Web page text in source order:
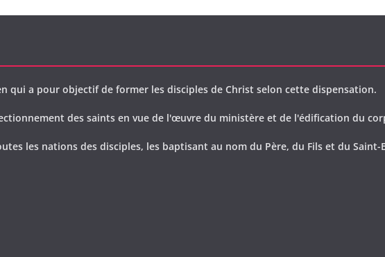
qui a pour objectif de former les disciples de Christ selon cette dispensation.
des saints en vue de l'œuvre du ministère et de l'édification du
les nations des disciples, les baptisant au nom du Père, du Fils et du Saint-